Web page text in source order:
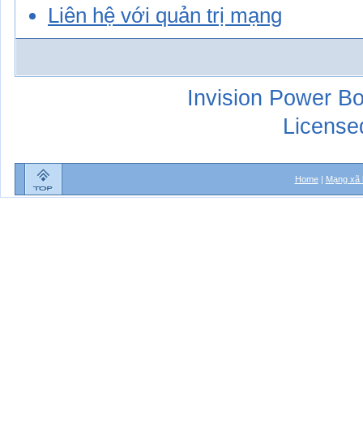
Liên hệ với quản trị mạng
Invision Power
Home| Mạng xã